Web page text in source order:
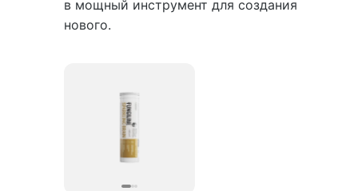
в мощный инструмент для создания
нового.